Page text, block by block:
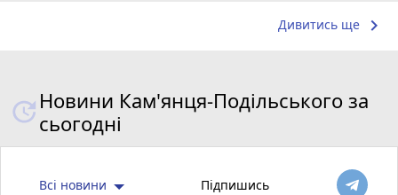
Дивитись ще keyboard_arrow_right
Новини Кам'янця-Подільського за
сьогодні
Всі новини Підпишись